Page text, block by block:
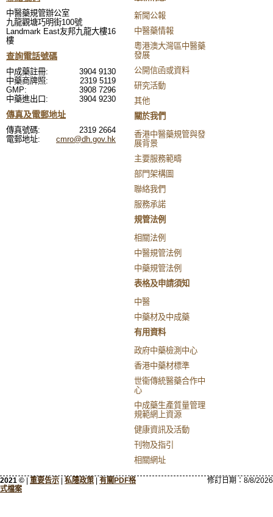
中醫藥規管辦公室
九龍觀塘巧明街100號
Landmark East友邦九龍大樓16
樓
查詢電話號碼
中成藥註冊:
3904 9130
中藥商牌照:
2319 5119
GMP:
3908 7296
中藥進出口:
3904 9230
傳真及電郵地址
傳真號碼:
2319 2664
電郵地址:
cmro@dh.gov.hk
新聞公報
中醫藥情報
粵港澳大灣區中醫藥
發展
公開信函或資料
研究活動
其他
關於我們
香港中醫藥規管與發
展背景
主要服務範疇
部門架構圖
聯絡我們
服務承諾
規管法例
相關法例
中醫規管法例
中藥規管法例
表格及申請須知
中醫
中藥材及中成藥
有用資料
政府中藥檢測中心
香港中藥材標準
世衞傳統醫藥合作中
心
中成藥生產質量管理
規範網上資源
健康資訊及活動
刊物及指引
相關網址
2021 © | 重要告示 | 私隱政策 | 有關PDF格
式檔案
修訂日期： 8/8/2026